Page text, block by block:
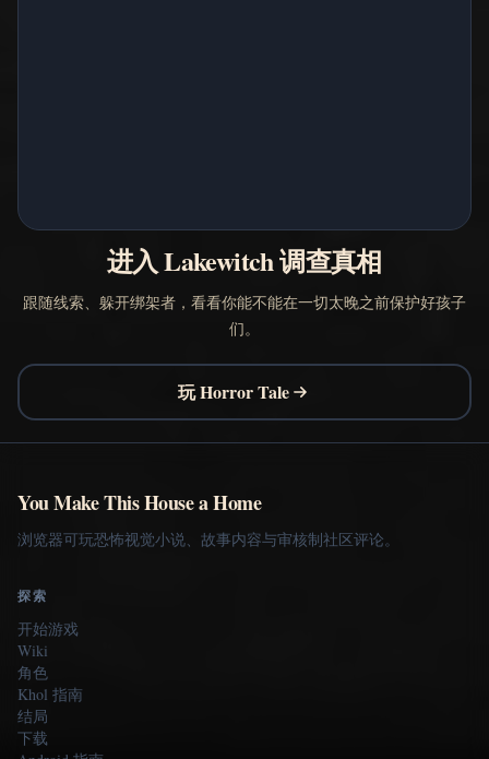
进入 Lakewitch 调查真相
跟随线索、躲开绑架者，看看你能不能在一切太晚之前保护好孩子
们。
玩 Horror Tale
You Make This House a Home
浏览器可玩恐怖视觉小说、故事内容与审核制社区评论。
探索
开始游戏
Wiki
角色
Khol 指南
结局
下载